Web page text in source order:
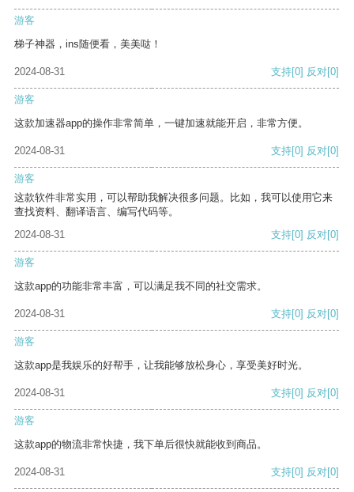
游客
梯子神器，ins随便看，美美哒！
2024-08-31 支持[0] 反对[0]
游客
这款加速器app的操作非常简单，一键加速就能开启，非常方便。
2024-08-31 支持[0] 反对[0]
游客
这款软件非常实用，可以帮助我解决很多问题。比如，我可以使用它来
查找资料、翻译语言、编写代码等。
2024-08-31
支持[0] 反对[0]
游客
这款app的功能非常丰富，可以满足我不同的社交需求。
2024-08-31 支持[0] 反对[0]
游客
这款app是我娱乐的好帮手，让我能够放松身心，享受美好时光。
2024-08-31 支持[0] 反对[0]
游客
这款app的物流非常快捷，我下单后很快就能收到商品。
2024-08-31 支持[0] 反对[0]